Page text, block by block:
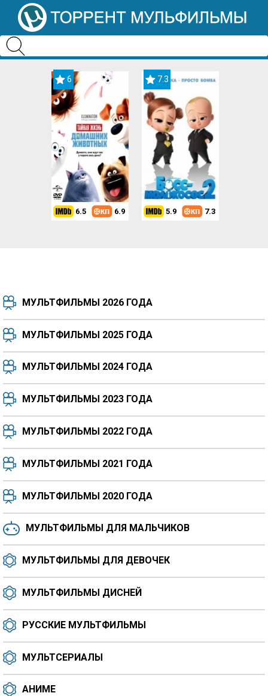
6
6.5 6.9
7.3
5.9 7.3
7.5 8.3
8.3
6.5 6.6
8.2
6.0 6.4
МУЛЬТФИЛЬМЫ 2026 ГОДА
МУЛЬТФИЛЬМЫ 2025 ГОДА
МУЛЬТФИЛЬМЫ 2024 ГОДА
МУЛЬТФИЛЬМЫ 2023 ГОДА
МУЛЬТФИЛЬМЫ 2022 ГОДА
МУЛЬТФИЛЬМЫ 2021 ГОДА
МУЛЬТФИЛЬМЫ 2020 ГОДА
МУЛЬТФИЛЬМЫ ДЛЯ МАЛЬЧИКОВ
МУЛЬТФИЛЬМЫ ДЛЯ ДЕВОЧЕК
МУЛЬТФИЛЬМЫ ДИСНЕЙ
РУССКИЕ МУЛЬТФИЛЬМЫ
МУЛЬТСЕРИАЛЫ
АНИМЕ